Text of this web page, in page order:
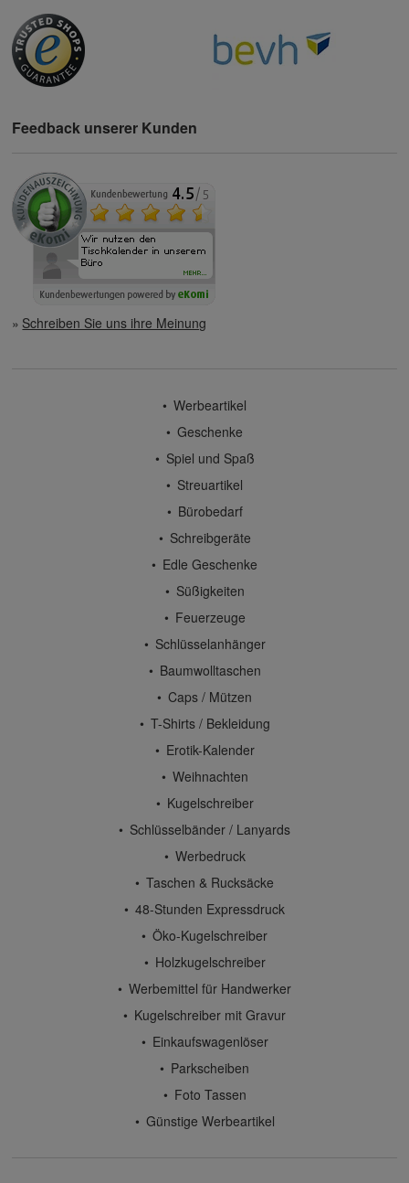
Feedback unserer Kunden
Schreiben Sie uns ihre Meinung
Werbeartikel
Geschenke
Spiel und Spaß
Streuartikel
Bürobedarf
Schreibgeräte
Edle Geschenke
Süßigkeiten
Feuerzeuge
Schlüsselanhänger
Baumwolltaschen
Caps / Mützen
T-Shirts / Bekleidung
Erotik-Kalender
Weihnachten
Kugelschreiber
Schlüsselbänder / Lanyards
Werbedruck
Taschen & Rucksäcke
48-Stunden Expressdruck
Öko-Kugelschreiber
Holzkugelschreiber
Werbemittel für Handwerker
Kugelschreiber mit Gravur
Einkaufswagenlöser
Parkscheiben
Foto Tassen
Günstige Werbeartikel